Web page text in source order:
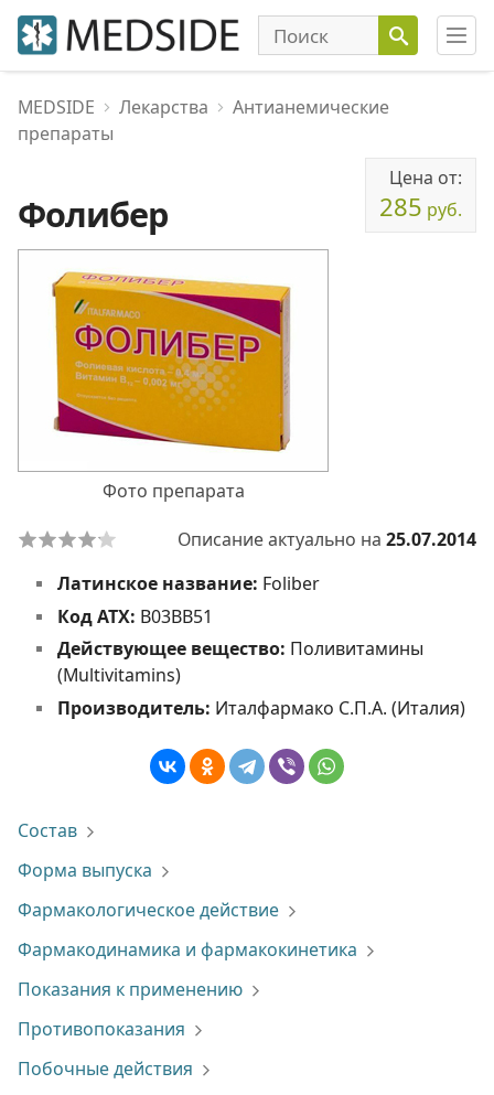
MEDSIDE Лекарства
Антианемические
препараты
Фолибер
Цена от:
285 руб.
Фото препарата
Описание актуально на 25.07.2014
Латинское название: Foliber
Код АТХ: B03BB51
Действующее вещество: Поливитамины
(Multivitamins)
Производитель: Италфармако С.П.А. (Италия)
Состав
Форма выпуска
Фармакологическое действие
Фармакодинамика и фармакокинетика
Показания к применению
Противопоказания
Побочные действия